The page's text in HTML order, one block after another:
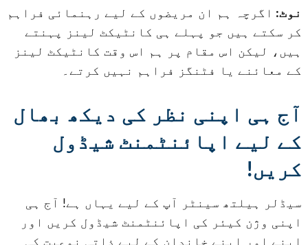
نوٹ: اگرچہ ہم ان مریضوں کے لیے رہنمائی فراہم
کر سکتے ہیں جو پہلے ہی کانٹیکٹ لینز پہنتے
ہیں، لیکن اس مقام پر ہم اس وقت کانٹیکٹ لینز
کے معائنے یا فٹنگز فراہم نہیں کرتے۔
آج ہی اپنی نظر کی دیکھ بھال
کے لیے اپائنٹمنٹ شیڈول
کریں!
سیڈلر ہیلتھ سینٹر آپ کے لیے یہاں ہے! آج ہی
اپنی وژن کیئر کی اپائنٹمنٹ شیڈول کریں اور
اپنے اور اپنے خاندان کے لیے ذاتی نوعیت کی